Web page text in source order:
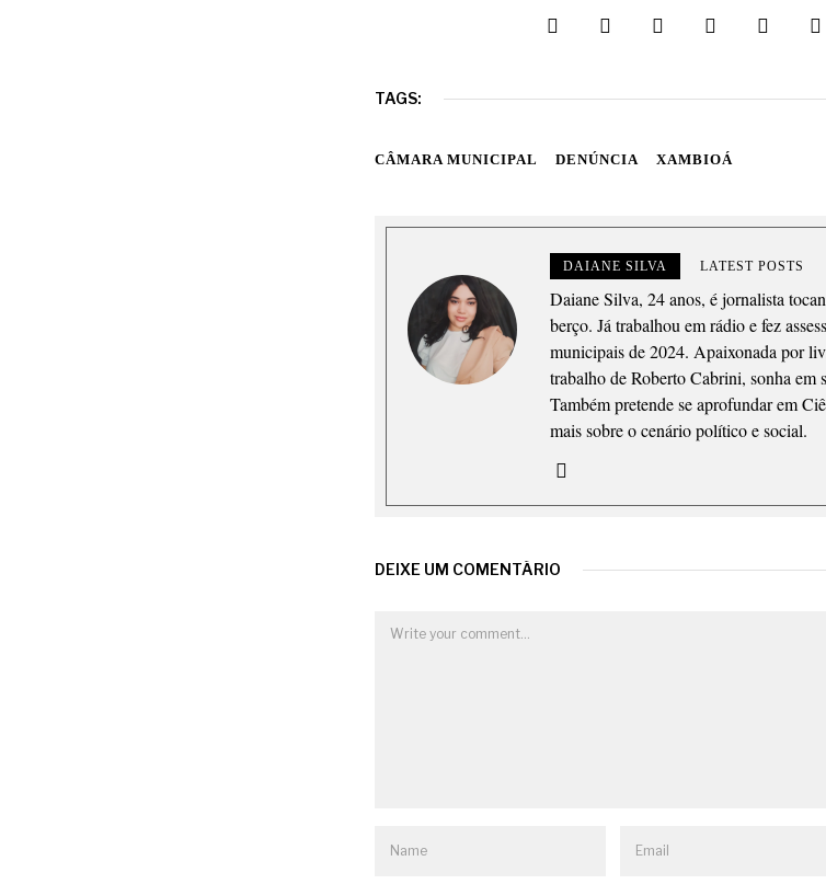
TAGS:
CÂMARA MUNICIPAL DENÚNCIA XAMBIOÁ
DAIANE SILVA LATEST POSTS
Daiane Silva, 24 anos, é jornalista
berço. Já trabalhou em rádio e fez
municipais de 2024. Apaixonada por
trabalho de Roberto Cabrini, sonha
Também pretende se aprofundar em
mais sobre o cenário político e social.
DEIXE UM COMENTÁRIO